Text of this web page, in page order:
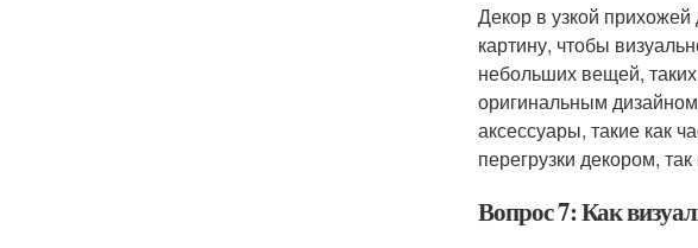
Декор в узкой
картину, чтобы
небольших вещей,
оригинальным
аксессуары, такие как
перегрузки декором,
Вопрос 7: Как